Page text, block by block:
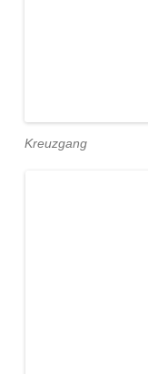
Kreuzgang